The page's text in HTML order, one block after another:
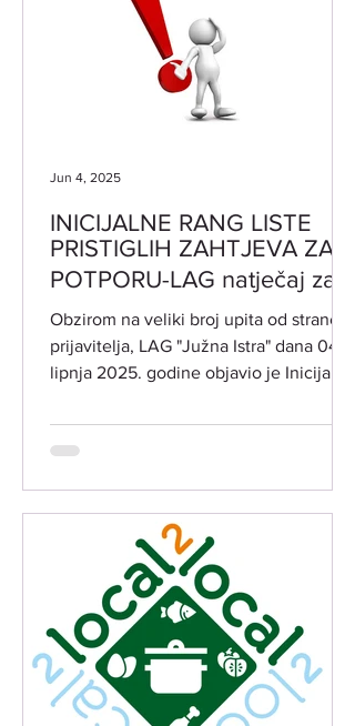
ravnateljica ustanove Centar dr.
Rudolfa Steinera Maja Hriberšek iz
Udruge za biodinamičku poljoprivredu
Ajda Posavje Slovenija TEME TEČAJA:
DR. RUDOLF STEINE
INICIJALNE RANG LISTE
PRISTIGLIH ZAHTJEVA ZA
POTPORU-LAG natječaj za
INT 1.1. Potpora za razvoj i
očuvanje održive
poljoprivredne proizvodnje i
Obzirom na veliki broj upita od strane
prijavitelja, LAG "Južna Istra" dana 04.
lipnja 2025. godine objavio je Inicijalne
Jun 4, 2025